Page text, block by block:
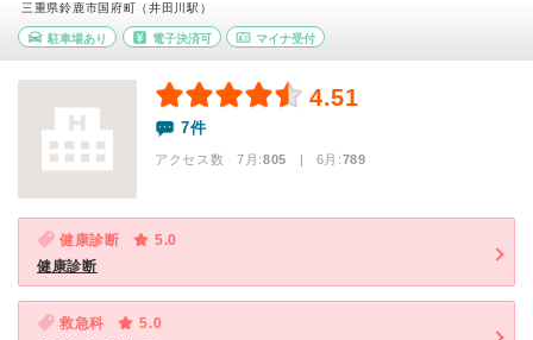
三重県鈴鹿市国府町（井田川駅）
駐車場あり 電子決済可 マイナ受付
4.51
7件
アクセス数 7月:805 | 6月:789
健康診断
5.0
健康診断
救急科
5.0